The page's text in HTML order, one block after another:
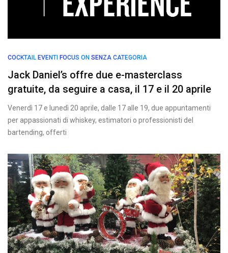
COCKTAIL EVENTI FOCUS ON SENZA CATEGORIA
Jack Daniel’s offre due e-masterclass
gratuite, da seguire a casa, il 17 e il 20 aprile
Venerdì 17 e lunedì 20 aprile, dalle 17 alle 19, due appuntamenti
per appassionati di whiskey, estimatori o professionisti del
bartending, offerti